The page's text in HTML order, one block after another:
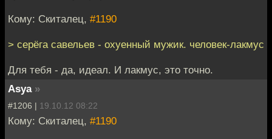
Кому: Скиталец, #1190
> серёга савельев - охуенный мужик. человек-лакмус
Для тебя - да, идеал. И лакмус, это точно.
Asya »
#1206 | 19.10.12 08:22
Кому: Скиталец, #1190